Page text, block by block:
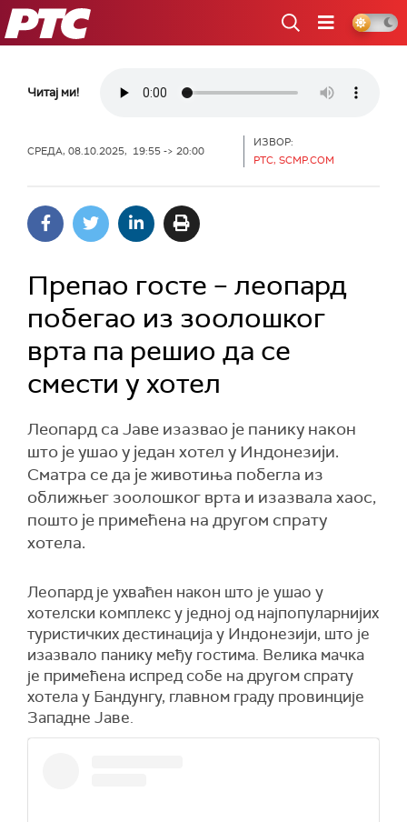
РТС
Читај ми!
СРЕДА, 08.10.2025, 19:55 -> 20:00
ИЗВОР:
РТС, SCMP.COM
Препао госте – леопард
побегао из зоолошког
врта па решио да се
смести у хотел
Леопард са Јаве изазвао је панику након
што је ушао у један хотел у Индонезији.
Сматра се да је животиња побегла из
оближњег зоолошког врта и изазвала хаос,
пошто је примећена на другом спрату
хотела.
Леопард је ухваћен након што је ушао у
хотелски комплекс у једној од најпопуларнијих
туристичких дестинација у Индонезији, што је
изазвало панику међу гостима. Велика мачка
је примећена испред собе на другом спрату
хотела у Бандунгу, главном граду провинције
Западне Јаве.